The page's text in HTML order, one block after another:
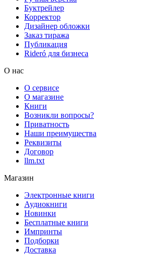
Буктрейлер
Корректор
Дизайнер обложки
Заказ тиража
Публикация
Rideró для бизнеса
О нас
О сервисе
О магазине
Книги
Возникли вопросы?
Приватность
Наши преимущества
Реквизиты
Договор
llm.txt
Магазин
Электронные книги
Аудиокниги
Новинки
Бесплатные книги
Импринты
Подборки
Доставка